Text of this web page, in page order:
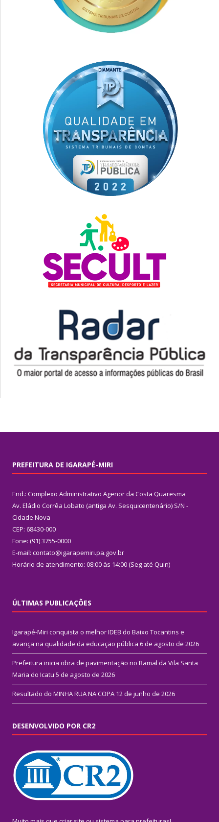
PREFEITURA DE IGARAPÉ-MIRI
End.: Complexo Administrativo Agenor da Costa Quaresma
Av. Eládio Corrêa Lobato (antiga Av. Sesquicentenário) S/N -
Cidade Nova
CEP: 68430-000
Fone: (91) 3755-0000
E-mail: contato@igarapemiri.pa.gov.br
Horário de atendimento: 08:00 às 14:00 (Seg até Quin)
ÚLTIMAS PUBLICAÇÕES
Igarapé-Miri conquista o melhor IDEB do Baixo Tocantins e
avança na qualidade da educação pública 6 de agosto de 2026
Prefeitura inicia obra de pavimentação no Ramal da Vila Santa
Maria do Icatu 5 de agosto de 2026
Resultado do MINHA RUA NA COPA 12 de junho de 2026
DESENVOLVIDO POR CR2